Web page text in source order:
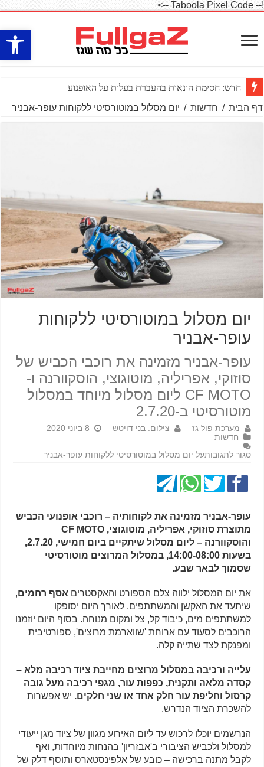
פתח
!-- Taboola Pixel Code -->
חדש: חסימת הונאות בהעברת בעלות על האופנוע
דף הבית / חדשות / יום מסלול במוטורסיטי ללקוחות עופר-אבניר
יום מסלול במוטורסיטי ללקוחות
עופר-אבניר
עופר-אבניר מזמינה את רוכבי הכביש של
סוזוקי, אפריליה, מוטוגוצי, הוסקוורנה ו-
CF MOTO ליום מסלול מיוחד במסלול
מוטורסיטי ב-2.7.20
מערכת פול גז צילום: בני דויטש
8 ביוני 2020
חדשות
סגור לתגובותעל יום מסלול במוטורסיטי ללקוחות עופר-אבניר
עופר-אבניר מזמינה את לקוחותיה – רוכבי אופנועי הכביש
מתוצרת סוזוקי, אפריליה, מוטוגוצי, CF MOTO
והוסקוורנה – ליום מסלול שיתקיים ביום חמישי, 2.7.20,
בשעות 14:00-08:00, במסלול המרוצים מוטורסיטי
שסמוך לבאר שבע.
את יום המסלול ילווה צלם הספורט והאקסטרים אסף רחמים,
שיתעד את האקשן והמשתתפים. לאורך היום יסופקו
למשתתפים מים, כיבוד קל, צל ומקום מנוחה. בסוף היום יוזמנו
הרוכבים לסעוד עם ארוחת 'שווארמת מרוצים', ספורטיבית
ומפנקת לצד שתייה קלה.
עלייה ורכיבה במסלול מרוצים מחייבת ציוד רכיבה מלא –
קסדה מלאה ותקנית, כפפות עור, מגפי רכיבה מעל גובה
קרסול וחליפת עור חלק אחד או שני חלקים. יש אפשרות
להשכרת הציוד הנדרש.
הנרשמים יוכלו לרכוש עד ליום האירוע מגוון של ציוד מגן ייעודי
למסלול ולכביש הציבורי ב'אבזריון' בהנחות מיוחדות, ואף
לקבל מתנה ברכישה – כובע של אלפינסטארס ותוסף דלק של